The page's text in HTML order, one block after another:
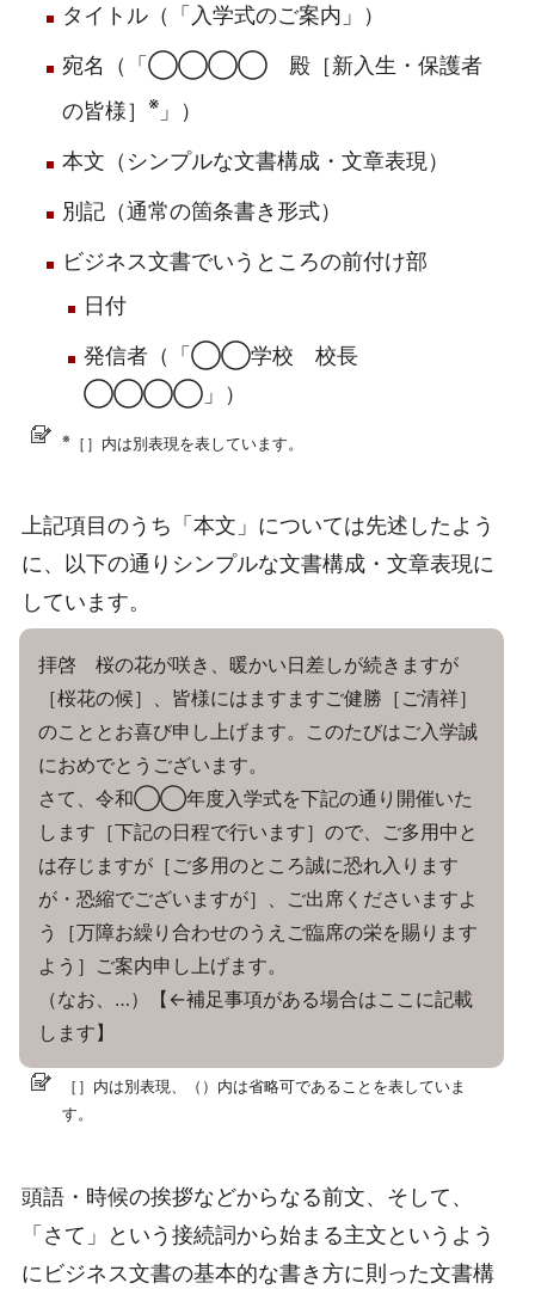
タイトル（「入学式のご案内」）
宛名（「◯◯◯◯ 殿［新入生・保護者
の皆様］
※ 」）
本文（シンプルな文書構成・文章表現）
別記（通常の箇条書き形式）
ビジネス文書でいうところの前付け部
日付
発信者（「◯◯学校 校長
◯◯◯◯」）
※ ［］内は別表現を表しています。
上記項目のうち「本文」については先述したよう
に、以下の通りシンプルな文書構成・文章表現に
しています。
拝啓 桜の花が咲き、暖かい日差しが続きますが
［桜花の候］、皆様にはますますご健勝［ご清祥］
のこととお喜び申し上げます。このたびはご入学誠
におめでとうございます。
さて、令和◯◯年度入学式を下記の通り開催いた
します［下記の日程で行います］ので、ご多用中と
は存じますが［ご多用のところ誠に恐れ入ります
が・恐縮でございますが］、ご出席くださいますよ
う［万障お繰り合わせのうえご臨席の栄を賜ります
よう］ご案内申し上げます。
（なお、…）【←補足事項がある場合はここに記載
します】
［］内は別表現、（）内は省略可であることを表していま
す。
頭語・時候の挨拶などからなる前文、そして、
「さて」という接続詞から始まる主文というよう
にビジネス文書の基本的な書き方に則った文書構